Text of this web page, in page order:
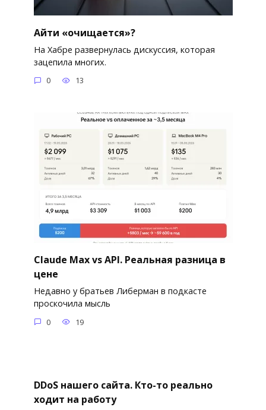
Айти «очищается»?
На Хабре развернулась дискуссия, которая
зацепила многих.
0 13
Claude Max vs API. Реальная разница в
цене
Недавно у братьев Либерман в подкасте
проскочила мысль
0 19
DDoS нашего сайта. Кто-то реально
ходит на работу